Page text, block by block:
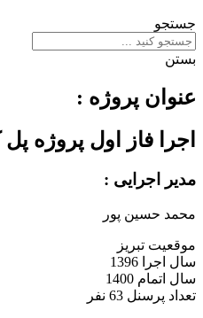
جستجو
بستن
عنوان پروژه :
اجرا فاز اول پروژه پل
مدیر اجرایی :
محمد حسین پور
موقعیت تبریز
سال اجرا
1396
سال اتمام 1400
تعداد پرسنل 63 نفر